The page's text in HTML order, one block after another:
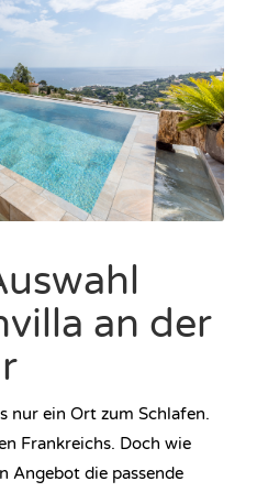
an der
nur ein Ort zum Schlafen.
Frankreichs. Doch wie
Angebot die passende